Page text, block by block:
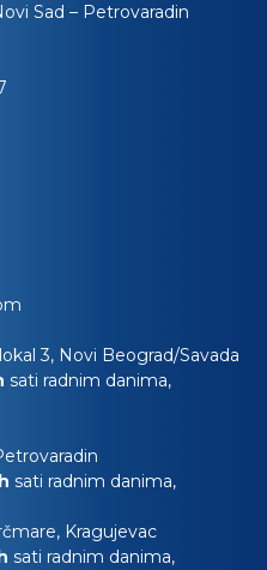
Sad – Petrovaradin
3, Novi Beograd/Savada
sati radnim danima,
sati radnim danima,
Kragujevac
sati radnim danima,